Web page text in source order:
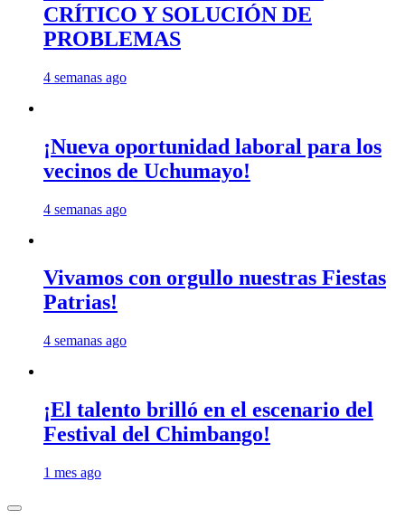
CRÍTICO Y SOLUCIÓN DE
PROBLEMAS
4 semanas ago
¡Nueva oportunidad laboral para los
vecinos de Uchumayo!
4 semanas ago
Vivamos con orgullo nuestras Fiestas
Patrias!
4 semanas ago
¡El talento brilló en el escenario del
Festival del Chimbango!
1 mes ago